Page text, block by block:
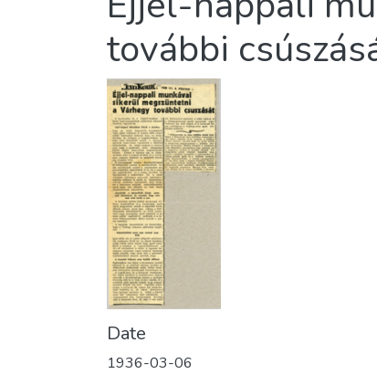
további
Date
1936-03-06